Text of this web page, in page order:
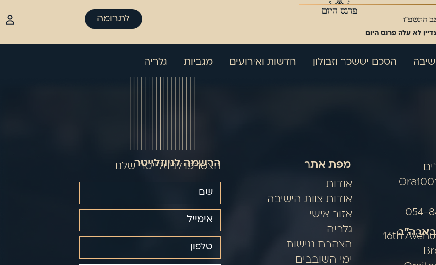
פרנס היום
התשפ"ו
לא עלה פרנס היום
לתרומה
הסכם יששכר וזבולון חדשות ואירועים מגביות גלריה
בארה"ב
5314 16th
מפת אתר
אודות
אודות צוות הישיבה
אזור אישי
גלריה
הצהרת נגישות
ימי השובבים
הרשמה לניוזלייטר
הצטרפו לניוזלייטר שלנו